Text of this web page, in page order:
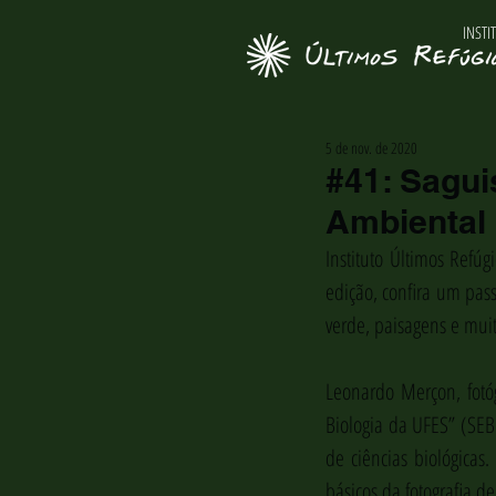
#41:
Ambiental
5 de nov. de 2020
Instituto Últimos
edição, confira um
verde, paisagens e
Leonardo Merçon,
Biologia da UFES”
de ciências